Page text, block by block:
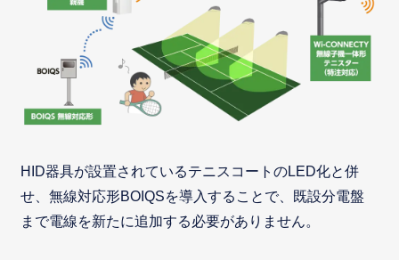
HID器具が設置されているテニスコートのLED化と併
せ、無線対応形BOIQSを導入することで、既設分電盤
まで電線を新たに追加する必要がありません。